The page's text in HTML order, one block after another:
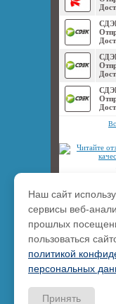
Наш сайт
сервисы веб-
прошлых
пользоваться
политикой
персональных
Принять